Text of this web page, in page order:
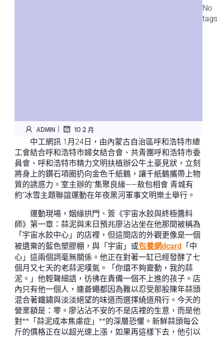
ADMIN | 10 2 月
中工網訊 1月24日，由內蒙古自治區呼和浩特市總
工會結合呼和浩特市婦女結合會、共青團呼和浩特市委
員會、呼和浩特市精力文明扶植辦公牛土豪見狀，立刻
將身上的鑽石項圈扔向金色千紙鶴，讓千紙鶴攜帶上物
質的誘惑力。室主辦的“集聚良緣——敖包相會 青城有
約”冰雪主題聯誼運動在年夜黑河軍事文明樂土舉行。
運動現場，姻緣拱門、簽《宇宙水餃與終極醬料
師》第一章：蒜泥與末日預兆廖沾沾坐在他那間被稱為
「宇宙水餃中心」的店裡，但這間店的外觀更像是一個
被遺棄的藍色塑膠棚，與「宇宙」或包養網dcard 「中
心」這兩個詞毫無關係。他正在對著一缸已經發酵了七
個月又七天的老蒜泥嘆氣。「你還不夠靈動，我的蒜
泥。」他輕聲細語，彷彿在責備一個不上進的孩子。店
內只有他一個人，連蒼蠅都因為難以忍受那股陳年蒜頭
混合著鐵鏽與淡淡絕望的味道而選擇繞道飛行。今天的
營業額是：零。廖沾沾不安的不是店裡的生意，而是他
對**「蒜泥成本焦慮症」**的深層恐懼。新鮮蒜頭每公
斤的價格正在以超光速上漲，如果再這樣下去，他引以
No
tags